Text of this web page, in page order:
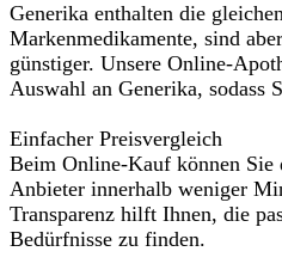
Generika enthalten die
Markenmedikamente, sind
günstiger. Unsere Online-
Auswahl an Generika, sodass
Einfacher Preisvergleich
Beim Online-Kauf können Sie
Anbieter innerhalb weniger
Transparenz hilft Ihnen, die
Bedürfnisse zu finden.